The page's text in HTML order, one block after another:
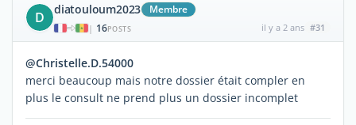
D diatouloum2023 Membre
| 16POSTS il y a 2 ans #31
@Christelle.D.54000
merci beaucoup mais notre dossier était compler en
plus le consult ne prend plus un dossier incomplet